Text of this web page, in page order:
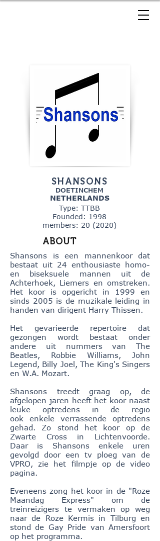
SHANSONS
DOETINCHEM
NETHERLANDS
Type: TTBB
Founded: 1998
members: 20 (2020)
ABOUT
Shansons is een mannenkoor dat
bestaat uit 24 enthousiaste homo-
en biseksuele mannen uit de
Achterhoek, Liemers en omstreken.
Het koor is opgericht in 1999 en
sinds 2005 is de muzikale leiding in
handen van dirigent Harry Thissen.
Het gevarieerde repertoire dat
gezongen wordt bestaat onder
andere uit nummers van The
Beatles, Robbie Williams, John
Legend, Billy Joel, The King's Singers
en W.A. Mozart.
Shansons treedt graag op, de
afgelopen jaren heeft het koor naast
leuke optredens in de regio
ook enkele verrassende optredens
gehad. Zo stond het koor op de
Zwarte Cross in Lichtenvoorde.
Daar is Shansons enkele uren
gevolgd door een tv ploeg van de
VPRO, zie het filmpje op de video
pagina.
Eveneens zong het koor in de "Roze
Maandag Express" om de
treinreizigers te vermaken op weg
naar de Roze Kermis in Tilburg en
stond de Gay Pride van Amersfoort
op het programma.